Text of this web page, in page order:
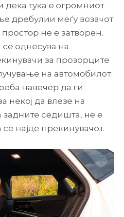
дека тука е огромниот
дребулии меѓу возачот
простор не е затворен.
однесува на
за прозорците
на автомобилот
навечер да ги
некој да влезе на
задните седишта, не е
најде прекинувачот.